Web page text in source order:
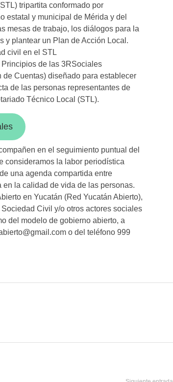
tripartita conformado por
estatal y municipal de Mérida y del
mesas de trabajo, los diálogos para la
y plantear un Plan de Acción Local.
civil en el STL
de las 3RSociales
Cuentas) diseñado para establecer
de las personas representantes de
Técnico Local (STL).
en el seguimiento puntual del
consideramos la labor periodística
una agenda compartida entre
la calidad de vida de las personas.
en Yucatán (Red Yucatán Abierto),
Civil y/o otros actores sociales
del modelo de gobierno abierto, a
o del teléfono 999